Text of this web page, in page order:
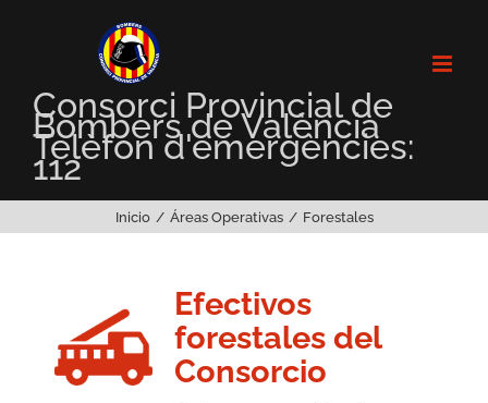
Consorci Provincial de
Bombers de València
Telèfon d'emergències:
112
Inicio Áreas Operativas Forestales
Efectivos
forestales del
Consorcio